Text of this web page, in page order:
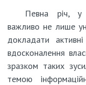
Певна річ, у
важливо не лише
докладати
вдосконалення
зразком таких
темою